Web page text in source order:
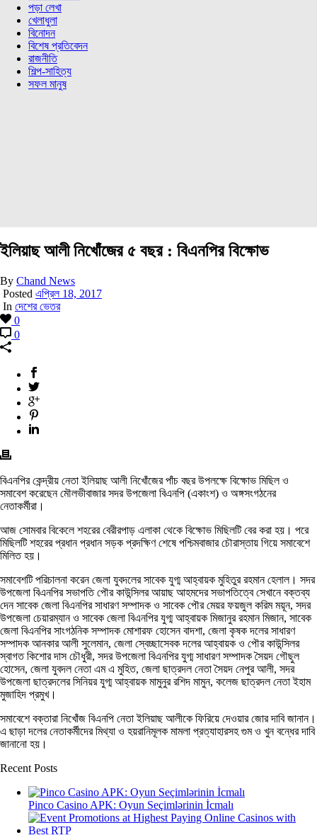
পড়া লেখা
খেলাধুলা
বিনোদন
বিশেষ প্রতিবেদন
রাজনীতি
শিল্প-সাহিত্য
সফল মানুষ
ইলিয়াছ আলী নিখোঁজের ৫ বছর : বিএনপির বিক্ষোভ
By Chand News
Posted এপ্রিল 18, 2017
In দেশের ভেতর
0
0
বিএনপির কেন্দ্রীয় নেতা ইলিয়াছ আলী নিখোঁজের পাঁচ বছর উপলক্ষে বিক্ষোভ মিছিল ও
সমাবেশ করেছেন মৌলভীবাজার সদর উপজেলা বিএনপি (একাংশ) ও অঙ্গসংগঠনের
নেতাকর্মীরা।
আজ সোমবার বিকেলে শহরের বেরীরপাড় এলাকা থেকে বিক্ষোভ মিছিলটি বের করা হয়। পরে
মিছিলটি শহরের প্রধান প্রধান সড়ক প্রদক্ষিণ শেষে পশ্চিমবাজার চৌরাস্তায় গিয়ে সমাবেশে
মিলিত হয়।
সমাবেশটি পরিচালনা করেন জেলা যুবদলের সাবেক যুগ্ম আহ্বায়ক মুহিতুর রহমান হেলাল। সদর
উপজেলা বিএনপির সভাপতি পৌর কাউন্সিলর আয়াছ আহমদের সভাপতিত্বে সেখানে বক্তব্য
দেন সাবেক জেলা বিএনপির সাধারণ সম্পাদক ও সাবেক পৌর মেয়র ফয়জুল করিম ময়ূন, সদর
উপজেলা চেয়ারম্যান ও সাবেক জেলা বিএনপির যুগ্ম আহ্বায়ক মিজানুর রহমান মিজান, সাবেক
জেলা বিএনপির সাংগঠনিক সম্পাদক মোশারফ হোসেন বাদশা, জেলা কৃষক দলের সাধারণ
সম্পাদক আনকার আলী সুলেমান, জেলা স্বেচ্ছাসেবক দলের আহ্বায়ক ও পৌর কাউন্সিলর
স্বাগত কিশোর দাস চৌধুরী, সদর উপজেলা বিএনপির যুগ্ম সাধারণ সম্পাদক সৈয়দ গৌছুল
হোসেন, জেলা যুবদল নেতা এম এ মুহিত, জেলা ছাত্রদল নেতা সৈয়দ নেপুর আলী, সদর
উপজেলা ছাত্রদলের সিনিয়র যুগ্ম আহ্বায়ক মামুনুর রশিদ মামুন, কলেজ ছাত্রদল নেতা ইহাম
মুজাহিদ প্রমুখ।
সমাবেশে বক্তারা নিখোঁজ বিএনপি নেতা ইলিয়াছ আলীকে ফিরিয়ে দেওয়ার জোর দাবি জানান।
এ ছাড়া দলের নেতাকর্মীদের মিথ্যা ও হয়রানিমূলক মামলা প্রত্যাহারসহ গুম ও খুন বন্ধের দাবি
জানানো হয়।
Recent Posts
Pinco Casino APK: Oyun Seçimlərinin İcmalı